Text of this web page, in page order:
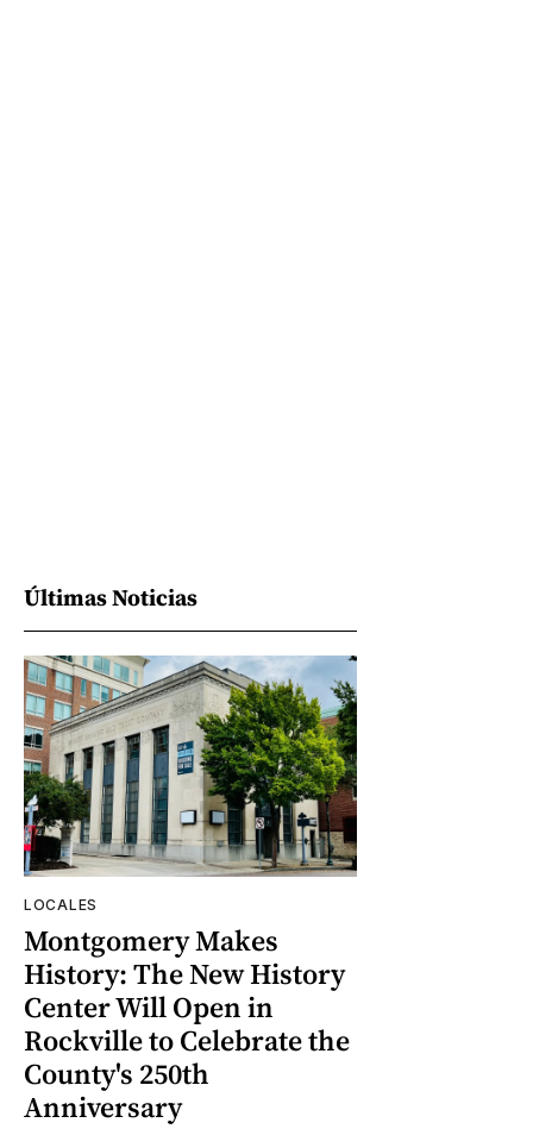
Últimas Noticias
LOCALES
Montgomery Makes
History: The New History
Center Will Open in
Rockville to Celebrate the
County's 250th
Anniversary